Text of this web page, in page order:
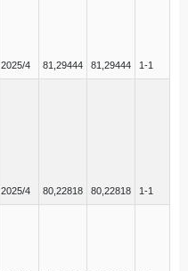
2025/4 81,29444 81,29444 1-1
2025/4 80,22818 80,22818 1-1